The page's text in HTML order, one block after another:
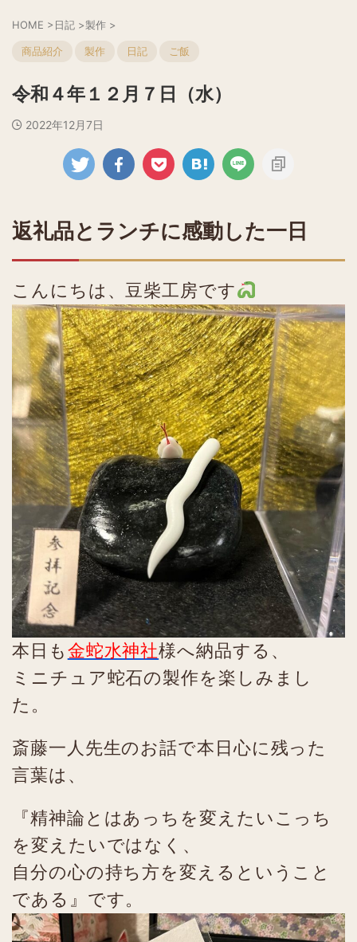
HOME >日記 >製作 >
商品紹介 製作 日記 ご飯
令和４年１２月７日（水）
2022年12月7日
返礼品とランチに感動した一日
こんにちは、豆柴工房です
本日も金蛇水神社様へ納品する、
ミニチュア蛇石の製作を楽しみまし
た。
斎藤一人先生のお話で本日心に残った
言葉は、
『精神論とはあっちを変えたいこっち
を変えたいではなく、
自分の心の持ち方を変えるということ
である』です。